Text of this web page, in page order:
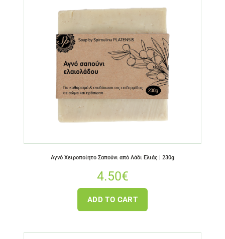
Αγνό Χειροποίητο Σαπούνι από Λάδι Ελιάς | 230g
4.50€
ADD TO CART